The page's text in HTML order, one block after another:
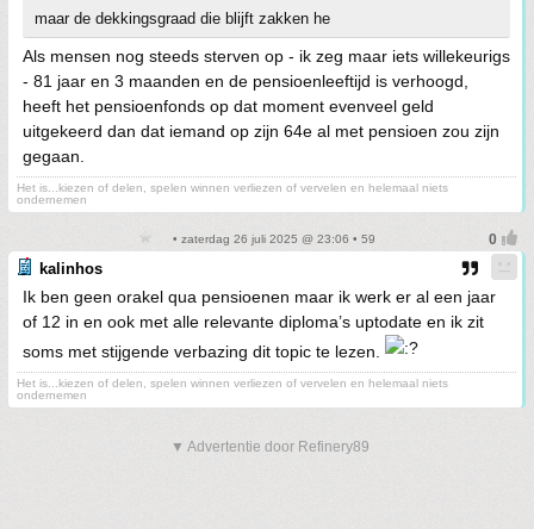
maar de dekkingsgraad die blijft zakken he
Als mensen nog steeds sterven op - ik zeg maar iets willekeurigs
- 81 jaar en 3 maanden en de pensioenleeftijd is verhoogd,
heeft het pensioenfonds op dat moment evenveel geld
uitgekeerd dan dat iemand op zijn 64e al met pensioen zou zijn
gegaan.
Het is...kiezen of delen, spelen winnen verliezen of vervelen en helemaal niets
ondernemen
• zaterdag 26 juli 2025 @ 23:06 • 59
kalinhos
Ik ben geen orakel qua pensioenen maar ik werk er al een jaar
of 12 in en ook met alle relevante diploma’s uptodate en ik zit
soms met stijgende verbazing dit topic te lezen.
Het is...kiezen of delen, spelen winnen verliezen of vervelen en helemaal niets
ondernemen
▼ Advertentie door Refinery89